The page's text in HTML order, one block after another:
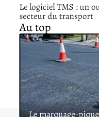
Le logiciel TMS : un
secteur du transport
Au top
Le marquage-